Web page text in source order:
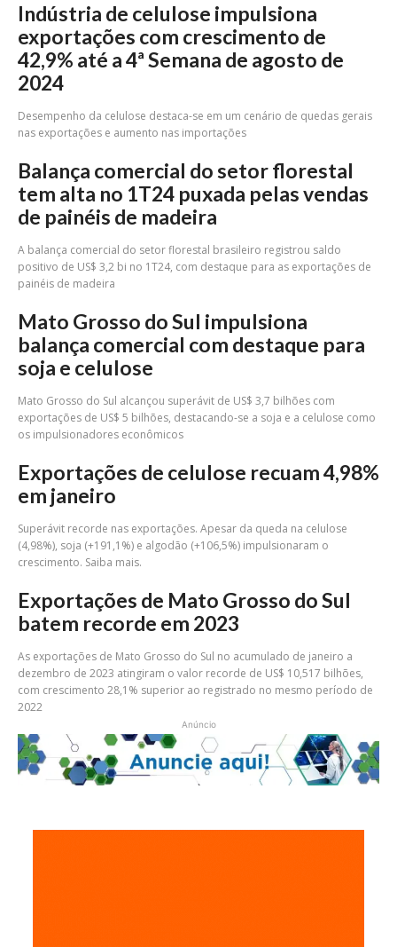
Indústria de celulose impulsiona
exportações com crescimento de
42,9% até a 4ª Semana de agosto de
2024
Desempenho da celulose destaca-se em um cenário de quedas gerais
nas exportações e aumento nas importações
Balança comercial do setor florestal
tem alta no 1T24 puxada pelas vendas
de painéis de madeira
A balança comercial do setor florestal brasileiro registrou saldo
positivo de US$ 3,2 bi no 1T24, com destaque para as exportações de
painéis de madeira
Mato Grosso do Sul impulsiona
balança comercial com destaque para
soja e celulose
Mato Grosso do Sul alcançou superávit de US$ 3,7 bilhões com
exportações de US$ 5 bilhões, destacando-se a soja e a celulose como
os impulsionadores econômicos
Exportações de celulose recuam 4,98%
em janeiro
Superávit recorde nas exportações. Apesar da queda na celulose
(4,98%), soja (+191,1%) e algodão (+106,5%) impulsionaram o
crescimento. Saiba mais.
Exportações de Mato Grosso do Sul
batem recorde em 2023
As exportações de Mato Grosso do Sul no acumulado de janeiro a
dezembro de 2023 atingiram o valor recorde de US$ 10,517 bilhões,
com crescimento 28,1% superior ao registrado no mesmo período de
2022
Anúncio